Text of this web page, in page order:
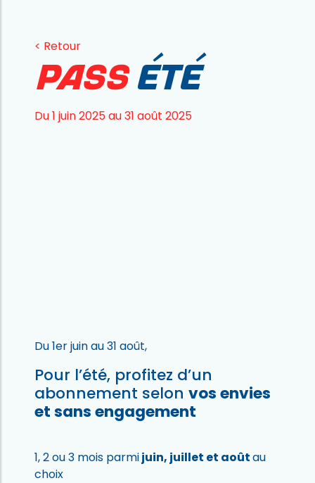
< Retour
Passété
Du 1 juin 2025 au 31 août 2025
Du 1er juin au 31 août,
Pour l’été, profitez d’un
abonnement selonvos envies
et sans engagement
1, 2 ou 3 mois parmijuin, juillet et aoûtau
choix